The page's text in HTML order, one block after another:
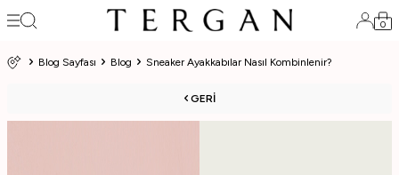
0
Blog Sayfası Blog Sneaker Ayakkabılar Nasıl Kombinlenir?
GERI